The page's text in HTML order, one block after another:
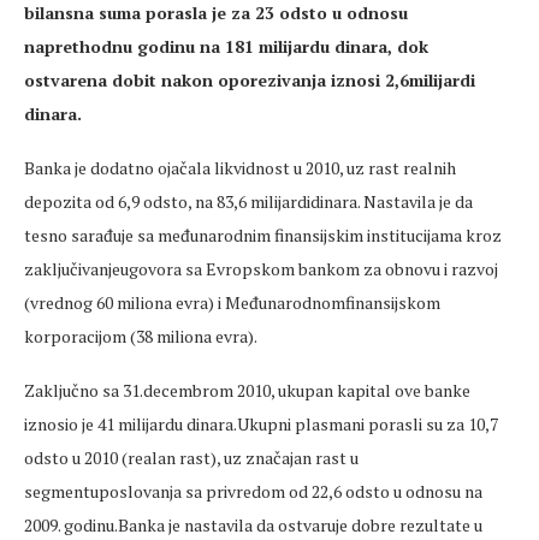
bilansna suma porasla je za 23 odsto u odnosu
naprethodnu godinu na 181 milijardu dinara, dok
ostvarena dobit nakon oporezivanja iznosi 2,6milijardi
dinara.
Banka je dodatno ojačala likvidnost u 2010, uz rast realnih
depozita od 6,9 odsto, na 83,6 milijardidinara. Nastavila je da
tesno sarađuje sa međunarodnim finansijskim institucijama kroz
zaključivanjeugovora sa Evropskom bankom za obnovu i razvoj
(vrednog 60 miliona evra) i Međunarodnomfinansijskom
korporacijom (38 miliona evra).
Zaključno sa 31.decembrom 2010, ukupan kapital ove banke
iznosio je 41 milijardu dinara.Ukupni plasmani porasli su za 10,7
odsto u 2010 (realan rast), uz značajan rast u
segmentuposlovanja sa privredom od 22,6 odsto u odnosu na
2009. godinu.Banka je nastavila da ostvaruje dobre rezultate u